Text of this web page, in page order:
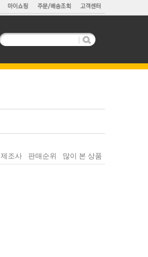
제조사 판매순위 많이 본 상품